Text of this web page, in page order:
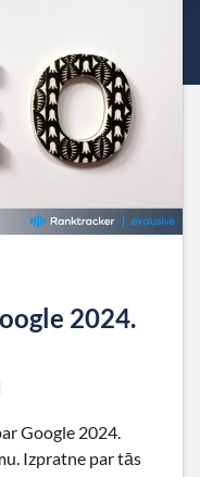
2024.
Google 2024.
Izpratne par tās